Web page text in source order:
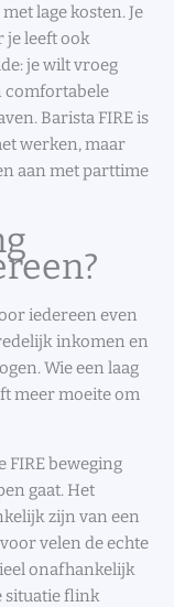
lage kosten. Je
je leeft ook
je wilt vroeg
comfortabele
Barista FIRE is
werken, maar
aan met parttime
iedereen even
inkomen en
Wie een laag
meer moeite om
FIRE beweging
gaat. Het
zijn van een
velen de echte
onafhankelijk
situatie flink